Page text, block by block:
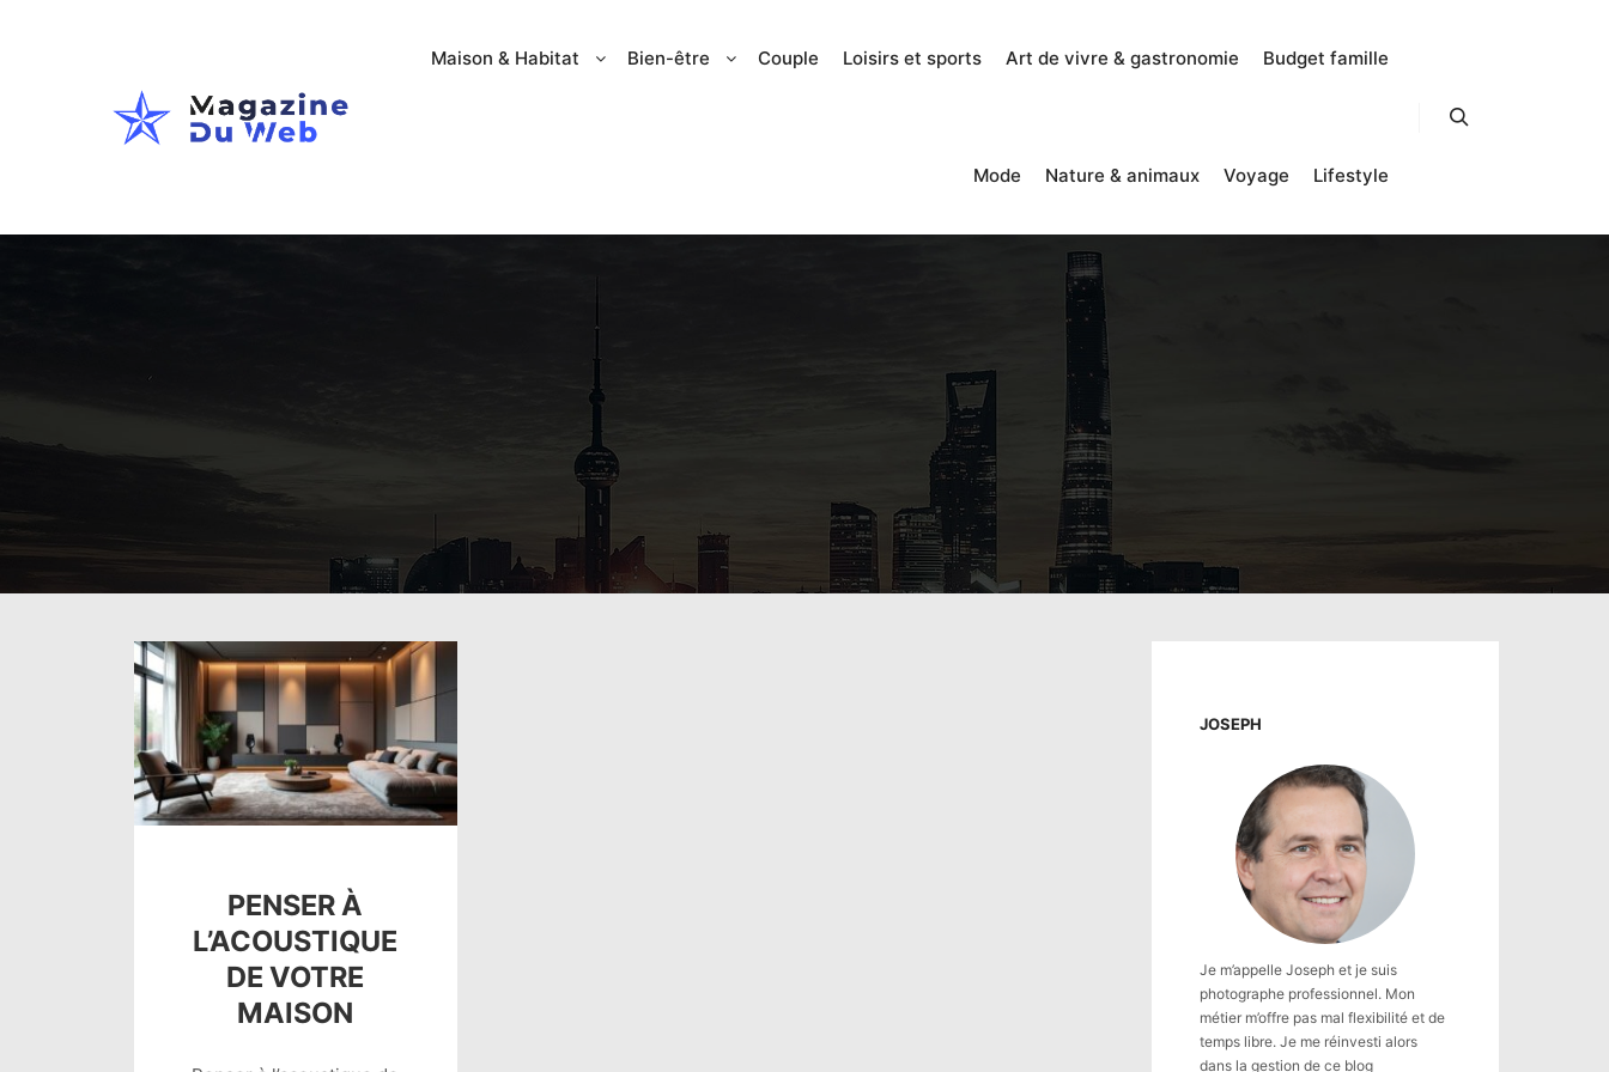
Maison & Habitat Bien-être Couple Loisirs et sports Art de vivre & gastronomie Budget famille
Mode Nature & animaux Voyage Lifestyle
PENSER À
L’ACOUSTIQUE
DE VOTRE
MAISON
JOSEPH
Je m’appelle Joseph et je suis
photographe professionnel. Mon
métier m’offre pas mal flexibilité et de
temps libre. Je me réinvesti alors
dans la gestion de ce blog